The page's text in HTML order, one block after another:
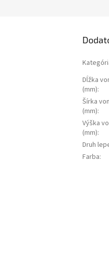
Dĺžka
(mm):
Šírka
(mm):
Výška
(mm):
Druh
Farba: